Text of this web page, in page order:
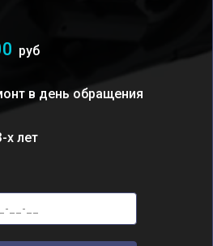
руб
в день обращения
х лет